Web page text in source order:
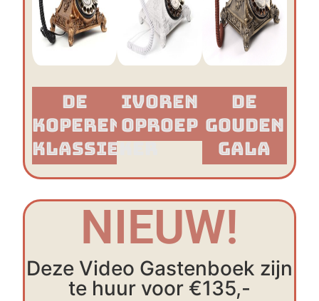
De
Koperen
Klassieker​
Ivoren
Oproep
De
Gouden
Gala
NIEUW!
Deze Video Gastenboek zijn
te huur voor €135,-